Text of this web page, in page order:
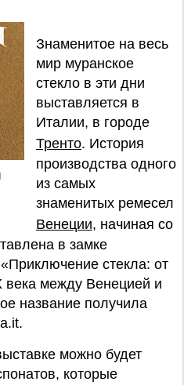
Знаменитое на весь
мир муранское
стекло в эти дни
выставляется в
Италии, в городе
Тренто. История
производства одного
из самых
знаменитых ремесел
Венеции, начиная со
в замке
стекла: от
века между Венецией и
название получила
можно будет
которые